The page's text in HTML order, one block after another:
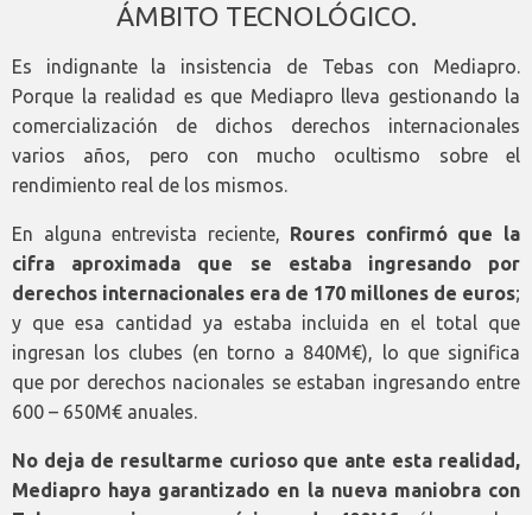
ÁMBITO TECNOLÓGICO.
Es indignante la insistencia de Tebas con Mediapro.
Porque la realidad es que Mediapro lleva gestionando la
comercialización de dichos derechos internacionales
varios años, pero con mucho ocultismo sobre el
rendimiento real de los mismos.
En alguna entrevista reciente, Roures confirmó que la
cifra aproximada que se estaba ingresando por
derechos internacionales era de 170 millones de euros;
y que esa cantidad ya estaba incluida en el total que
ingresan los clubes (en torno a 840M€), lo que significa
que por derechos nacionales se estaban ingresando entre
600 – 650M€ anuales.
No deja de resultarme curioso que ante esta realidad,
Mediapro haya garantizado en la nueva maniobra con